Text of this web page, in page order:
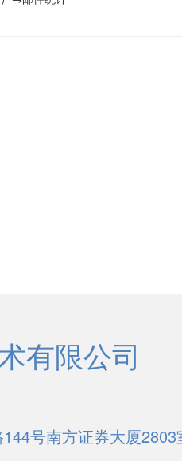
有限公司
号南方证券大厦2803